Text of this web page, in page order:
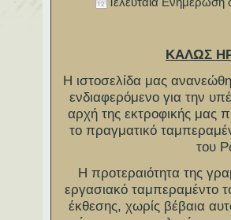
ΚΑΛΩΣ
Η ιστοσελίδα μας
ενδιαφερόμενο για την
αρχή της εκτροφικής μας
το πραγματικό
του
Η προτεραιότητα της
εργασιακό ταμπεραμέντο
έκθεσης, χωρίς βέβαια